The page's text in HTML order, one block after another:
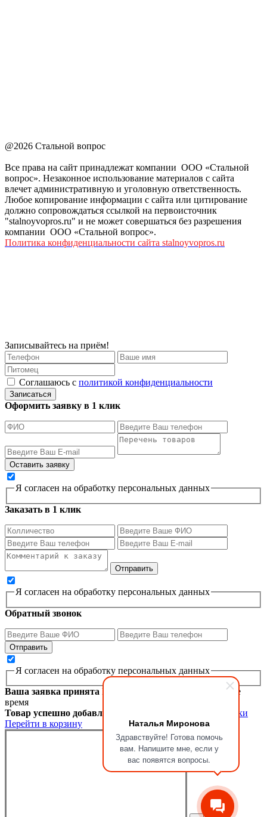
Наталья Миронова
Здравствуйте! Готова помочь
вам. Напишите мне, если у
вас появятся вопросы.
@2026 Стальной вопрос
Все права на сайт принадлежат компании ООО «Стальной
вопрос». Незаконное использование материалов с сайта
влечет административную и уголовную ответственность.
Любое копирование информации с сайта или цитирование
должно сопровождаться ссылкой на первоисточник
"stalnoyvopros.ru" и не может совершаться без разрешения
компании ООО «Стальной вопрос».
Политика конфиденциальности сайта stalnoyvopros.ru
Записывайтесь на приём!
Соглашаюсь с политикой конфиденциальности
Записаться
Оформить заявку в 1 клик
Я согласен на обработку персональных данных
Заказать в 1 клик
Я согласен на обработку персональных данных
Обратный звонок
Я согласен на обработку персональных данных
Ваша заявка принята Мы перезвоним вам в ближайшее
время
Товар успешно добавлен в корзину
Продолжить покупки
Перейти в корзину